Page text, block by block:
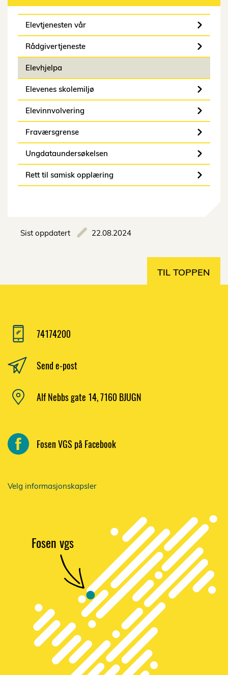
Elevtjenesten vår
Rådgivertjeneste
Elevhjelpa
Elevenes skolemiljø
Elevinnvolvering
Fraværsgrense
Ungdataundersøkelsen
Rett til samisk opplæring
Sist oppdatert 22.08.2024
TIL TOPPEN
74174200
Send e-post
Alf Nebbs gate 14, 7160 BJUGN
Fosen VGS på Facebook
Velg informasjonskapsler
Fosen vgs